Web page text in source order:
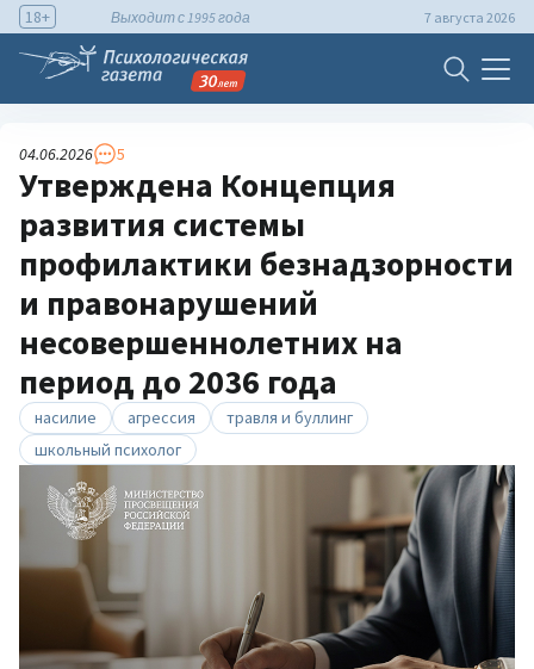
18+ Выходит с 1995 года 7 августа 2026
04.06.2026 5
Утверждена Концепция
развития системы
профилактики безнадзорности
и правонарушений
несовершеннолетних на
период до 2036 года
насилие агрессия
травля и буллинг
школьный психолог